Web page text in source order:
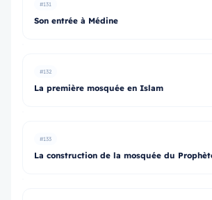
#131
Son entrée à Médine
#132
La première mosquée en Islam
#133